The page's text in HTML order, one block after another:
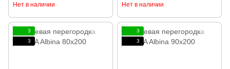
Нет в наличии Нет в наличии
3
3
3
3